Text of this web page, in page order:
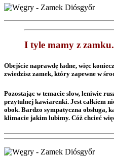
I tyle mamy z zamku.
Obejście naprawdę ładne, więc
zwiedzisz zamek, który zapewne w
Pozostając w temacie slow, leniwie
przytulnej kawiarenki. Jest całkiem
obok. Bardzo sympatyczna obsługa,
klimacie jakim lubimy. Cóż chcieć